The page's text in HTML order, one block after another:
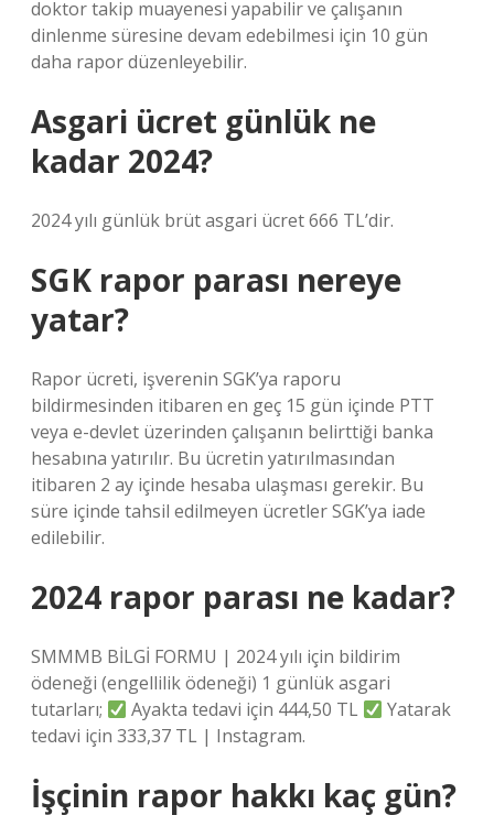
doktor takip muayenesi yapabilir ve çalışanın
dinlenme süresine devam edebilmesi için 10 gün
daha rapor düzenleyebilir.
Asgari ücret günlük ne
kadar 2024?
2024 yılı günlük brüt asgari ücret 666 TL’dir.
SGK rapor parası nereye
yatar?
Rapor ücreti, işverenin SGK’ya raporu
bildirmesinden itibaren en geç 15 gün içinde PTT
veya e-devlet üzerinden çalışanın belirttiği banka
hesabına yatırılır. Bu ücretin yatırılmasından
itibaren 2 ay içinde hesaba ulaşması gerekir. Bu
süre içinde tahsil edilmeyen ücretler SGK’ya iade
edilebilir.
2024 rapor parası ne kadar?
SMMMB BİLGİ FORMU | 2024 yılı için bildirim
ödeneği (engellilik ödeneği) 1 günlük asgari
tutarları;
Ayakta tedavi için 444,50 TL
Yatarak
tedavi için 333,37 TL | Instagram.
İşçinin rapor hakkı kaç gün?